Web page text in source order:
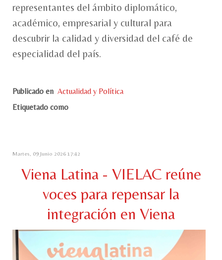
representantes del ámbito diplomático,
académico, empresarial y cultural para
descubrir la calidad y diversidad del café de
especialidad del país.
Publicado en Actualidad y Política
Etiquetado como
Martes, 09 Junio 2026 17:42
Viena Latina - VIELAC reúne
voces para repensar la
integración en Viena